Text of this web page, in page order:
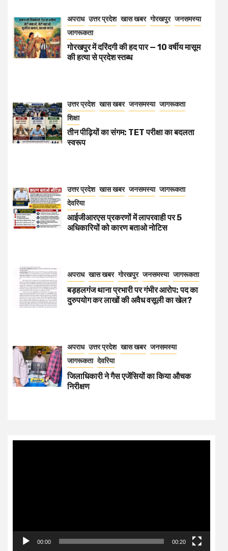
अपराध उत्तर प्रदेश खास खबर गोरखपुर जनसमस्या
जागरूकता
गोरखपुर में दरिंदगी की हद पार — 10 वर्षीय मासूम
की हत्या से प्रदेश स्तब्ध
उत्तर प्रदेश खास खबर जनसमस्या जागरूकता
शिक्षा
तीन पीढ़ियों का संगम: TET परीक्षा का बदलता
स्वरूप
उत्तर प्रदेश खास खबर जनसमस्या जागरूकता
देवरिया
आईजीआरएस प्रकरणों में लापरवाही पर 5
अधिकारियों को कारण बताओ नोटिस
अपराध खास खबर गोरखपुर जनसमस्या जागरूकता
बड़हलगंज थाना प्रभारी पर गंभीर आरोप: पद का
दुरुपयोग कर लाखों की अवैध वसूली का खेल?
अपराध उत्तर प्रदेश खास खबर जनसमस्या
जागरूकता देवरिया
जिलाधिकारी ने गैस एजेंसियों का किया औचक
निरीक्षण
00:00 00:20